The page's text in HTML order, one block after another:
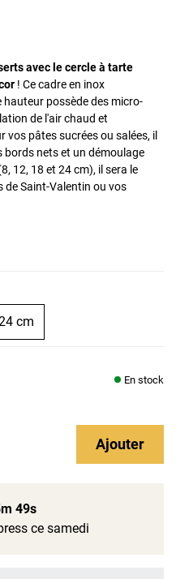
avec le cercle à tarte
! Ce cadre en inox
possède des micro-
de l'air chaud et
vos pâtes sucrées ou salées, il
bords nets et un démoulage
12, 18 et 24 cm), il sera le
Saint-Valentin ou vos
cm
En stock
Ajouter
49s
ce samedi